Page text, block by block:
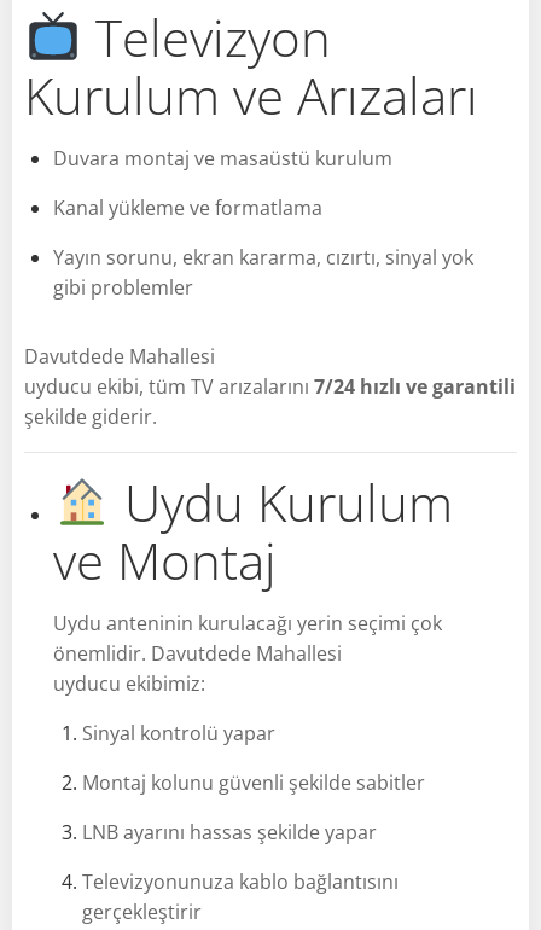
Televizyon
Kurulum ve Arızaları
Duvara montaj ve masaüstü kurulum
Kanal yükleme ve formatlama
Yayın sorunu, ekran kararma, cızırtı, sinyal yok
gibi problemler
Davutdede Mahallesi
uyducu ekibi, tüm TV arızalarını 7/24 hızlı ve garantili
şekilde giderir.
Uydu Kurulum
ve Montaj
Uydu anteninin kurulacağı yerin seçimi çok
önemlidir. Davutdede Mahallesi
uyducu ekibimiz:
Sinyal kontrolü yapar
Montaj kolunu güvenli şekilde sabitler
LNB ayarını hassas şekilde yapar
Televizyonunuza kablo bağlantısını
gerçekleştirir